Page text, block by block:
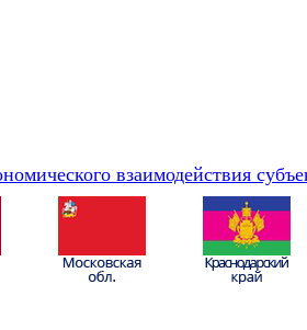
взаимодействия